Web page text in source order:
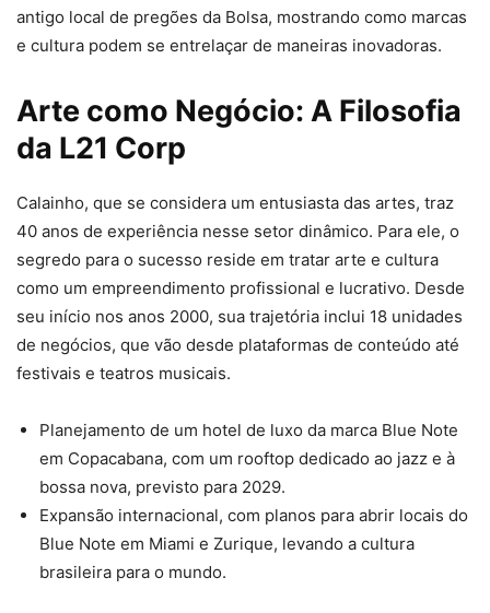
antigo local de pregões da Bolsa, mostrando como marcas
e cultura podem se entrelaçar de maneiras inovadoras.
Arte como Negócio: A Filosofia
da L21 Corp
Calainho, que se considera um entusiasta das artes, traz
40 anos de experiência nesse setor dinâmico. Para ele, o
segredo para o sucesso reside em tratar arte e cultura
como um empreendimento profissional e lucrativo. Desde
seu início nos anos 2000, sua trajetória inclui 18 unidades
de negócios, que vão desde plataformas de conteúdo até
festivais e teatros musicais.
Planejamento de um hotel de luxo da marca Blue Note
em Copacabana, com um rooftop dedicado ao jazz e à
bossa nova, previsto para 2029.
Expansão internacional, com planos para abrir locais do
Blue Note em Miami e Zurique, levando a cultura
brasileira para o mundo.